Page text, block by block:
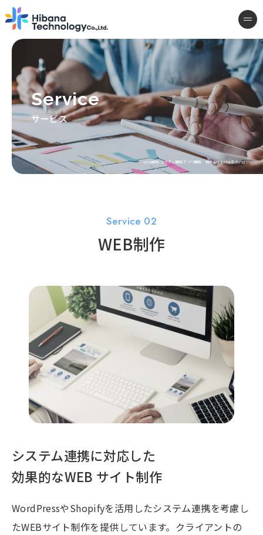
システム開発 アプリ開発 株式会社
WEB制作- システム開発 アプリ開発 株式会社ヒバナテクノロジー
Service
サービス
Service 02
WEB制作
システム連携に対応した
効果的なWEB サイト制作
WordPressやShopifyを活用したシステム連携を考慮し
たWEBサイト制作を提供しています。クライアントの